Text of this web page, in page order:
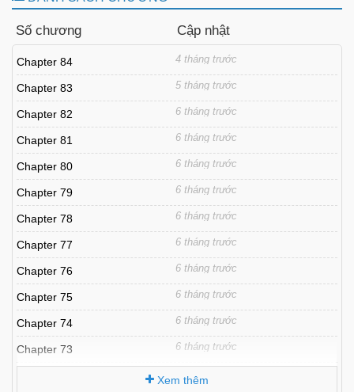
Số chương Cập nhật
Chapter 84 4 tháng trước
Chapter 83 5 tháng trước
Chapter 82 6 tháng trước
Chapter 81 6 tháng trước
Chapter 80 6 tháng trước
Chapter 79 6 tháng trước
Chapter 78 6 tháng trước
Chapter 77 6 tháng trước
Chapter 76 6 tháng trước
Chapter 75 6 tháng trước
Chapter 74 6 tháng trước
Chapter 73 6 tháng trước
Xem thêm